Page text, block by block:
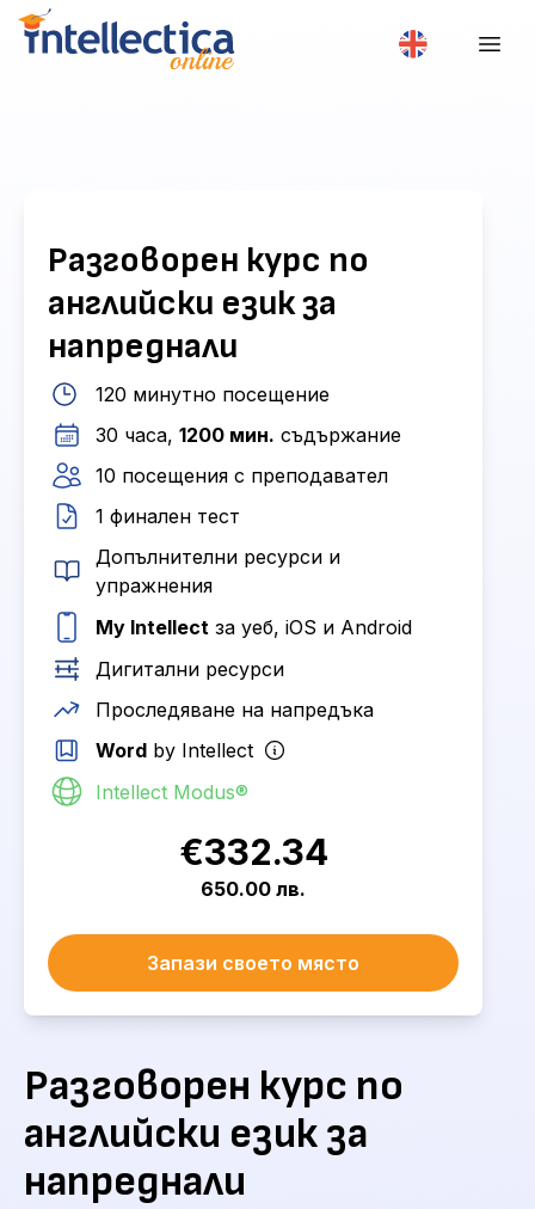
Разговорен курс по
английски език за
напреднали
Разговорен курс по
английски език за
напреднали
120 минутно посещение
30 часа, 1200 мин. съдържание
10 посещения с преподавател
1 финален тест
Допълнителни ресурси и
упражнения
My Intellect за уеб, iOS и Android
Дигитални ресурси
Проследяване на напредъка
Word by Intellect
Intellect Modus®
€332.34
650.00 лв.
Запази своето място